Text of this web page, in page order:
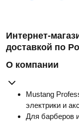
Интернет-
доставкой по
О компании
Mustang
электрики и
Для барберов